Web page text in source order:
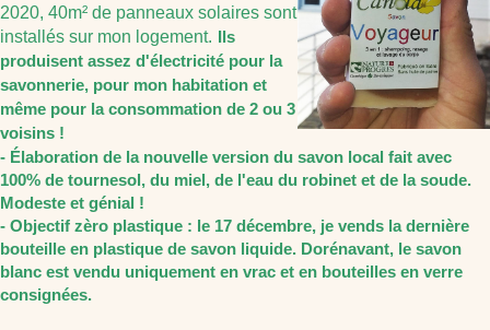
2020, 40m² de panneaux solaires sont
installés sur mon logement. Ils
produisent assez d'électricité pour la
savonnerie, pour mon habitation et
même pour la consommation de 2 ou 3
voisins !
- Élaboration de la nouvelle version du savon local fait avec
100% de tournesol, du miel, de l'eau du robinet et de la soude.
Modeste et génial !
- Objectif zèro plastique : le 17 décembre, je vends la dernière
bouteille en plastique de savon liquide. Dorénavant, le savon
blanc est vendu uniquement en vrac et en bouteilles en verre
consignées.